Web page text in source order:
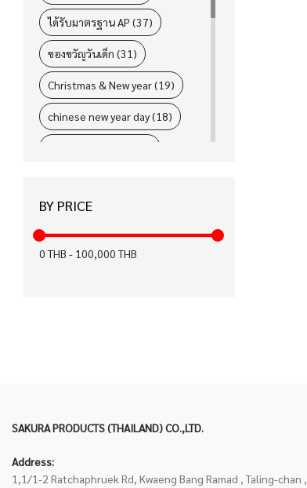
ได้รับมาตรฐาน AP (37)
ของขวัญวันเด็ก (31)
Christmas & New year (19)
chinese new year day (18)
ได้รับมาตรฐาน KC (12)
สำหรับคนถนัดมือซ้าย (8)
ได้รับมาตรฐาน EN71 (0)
ได้รับมาตรฐาน Recycled (0)
BY PRICE
0THB - 100,000THB
SAKURA PRODUCTS (THAILAND) CO.,LTD.
Address:
1,1/1-2 Ratchaphruek Rd, Kwaeng Bang Ramad , Taling-chan ,